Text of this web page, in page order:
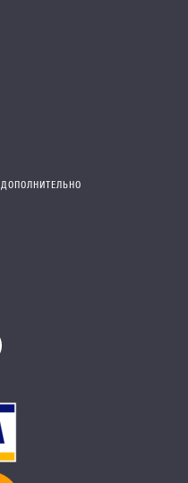
ДОПОЛНИТЕЛЬНО